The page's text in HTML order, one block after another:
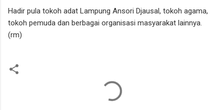
Hadir pula tokoh adat Lampung Ansori Djausal, tokoh agama,
tokoh pemuda dan berbagai organisasi masyarakat lainnya.
(rm)